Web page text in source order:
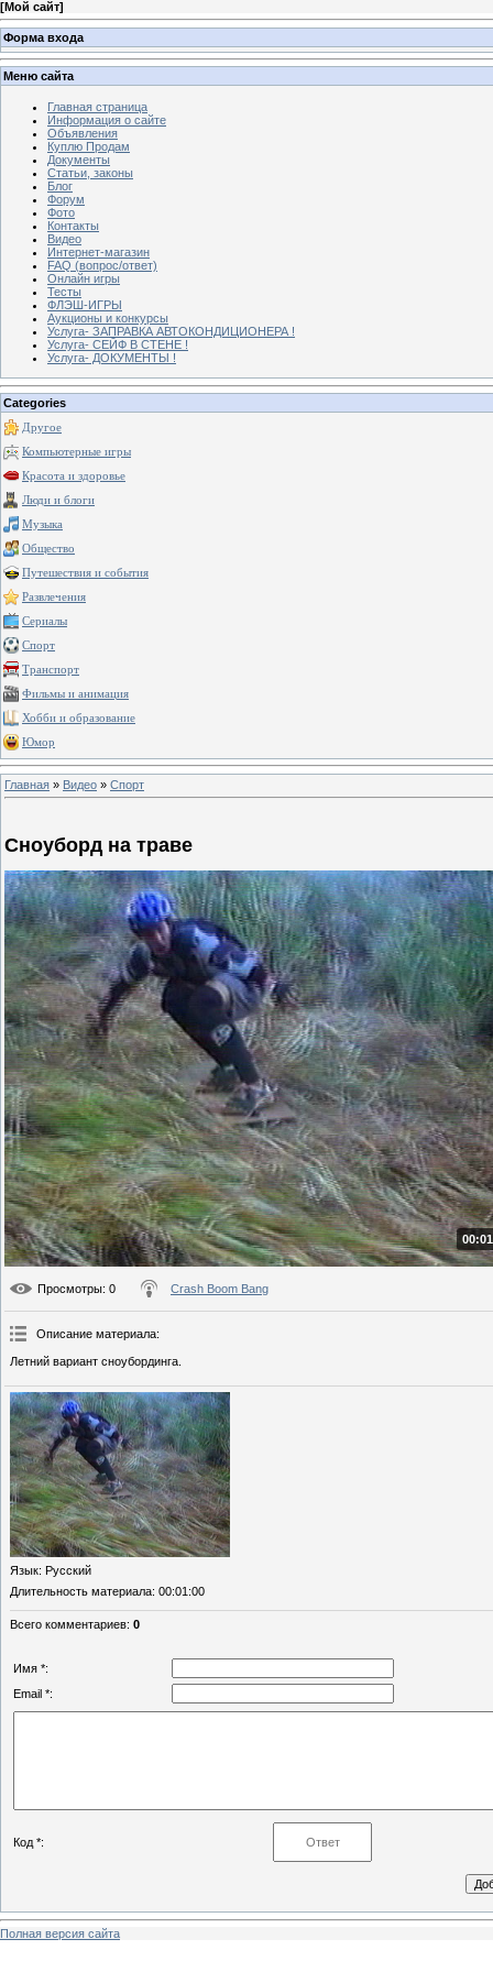
[Мой сайт]
Форма входа
Меню сайта
Главная страница
Информация о сайте
Объявления
Куплю Продам
Документы
Статьи, законы
Блог
Форум
Фото
Контакты
Видео
Интернет-магазин
FAQ (вопрос/ответ)
Онлайн игры
Тесты
ФЛЭШ-ИГРЫ
Аукционы и конкурсы
Услуга- ЗАПРАВКА АВТОКОНДИЦИОНЕРА !
Услуга- СЕЙФ В СТЕНЕ !
Услуга- ДОКУМЕНТЫ !
Categories
Другое
Компьютерные игры
Красота и здоровье
Люди и блоги
Музыка
Общество
Путешествия и события
Развлечения
Сериалы
Спорт
Транспорт
Фильмы и анимация
Хобби и образование
Юмор
Главная » Видео » Спорт
Сноуборд на траве
Просмотры: 0 Crash Boom Bang
Описание материала:
Летний вариант сноубординга.
Язык: Русский
Длительность материала: 00:01:00
Всего комментариев: 0
Имя *:
Email *:
Код *:
Полная версия сайта